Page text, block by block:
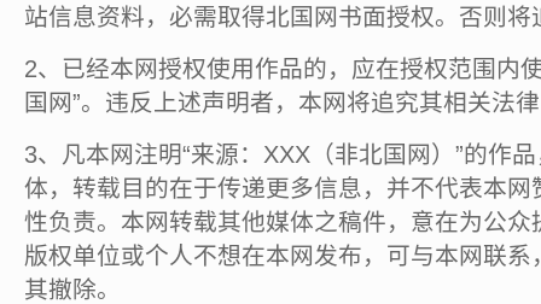
站信息资料，必需取得北国网书面授权。否则将
2、已经本网授权使用作品的，应在授权范围内
国网”。违反上述声明者，本网将追究其相关法
3、凡本网注明“来源：XXX（非北国网）”的作
体，转载目的在于传递更多信息，并不代表本
性负责。本网转载其他媒体之稿件，意在为公
版权单位或个人不想在本网发布，可与本网联
其撤除。